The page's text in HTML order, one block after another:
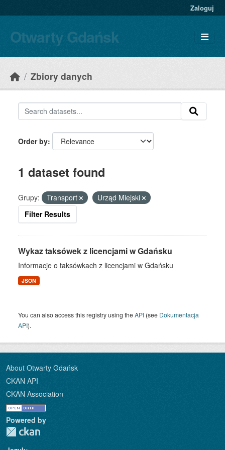
Zaloguj
Otwarty Gdańsk
Zbiory danych
Order by
1 dataset found
Grupy: Transport
Urząd Miejski
Filter Results
Wykaz taksówek z licencjami w Gdańsku
Informacje o taksówkach z licencjami w Gdańsku
JSON
You can also access this registry using theAPI (see Dokumentacja
API).
About Otwarty Gdańsk
CKAN API
CKAN Association
Powered by